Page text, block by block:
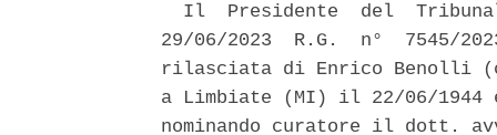
Il  Presidente  del
29/06/2023  R.G.  n°  7545/
rilasciata di Enrico Benolli
a Limbiate (MI) il 22/06/
nominando curatore il dott.